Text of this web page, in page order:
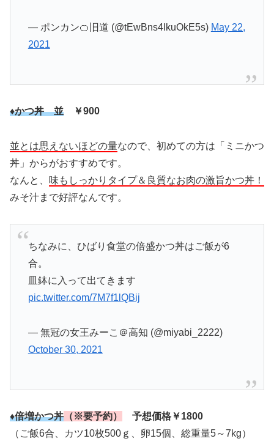
— ポンカン🍊旧道 (@tEwBns4IkuOkE5s) May 22,
2021
♦かつ丼 並 ￥900
並とは思えないほどの量なので、初めての方は「ミニかつ
丼」からがおすすめです。
なんと、 味もしっかりタイプ＆良質なお肉の激旨かつ丼！
みそ汁まで好評なんです。
ちなみに、ひばり食堂の倍盛かつ丼はご飯が6
合。
皿鉢に入って出てきます
pic.twitter.com/7M7f1lQBij
— 無冠の女王みーこ＠高知 (@miyabi_2222)
October 30, 2021
♦倍増かつ丼 （※要予約）
予想価格￥1800
（ご飯6合、カツ10枚500ｇ、卵15個、総重量5～7kg）